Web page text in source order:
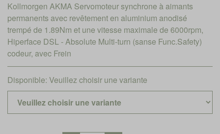
Kollmorgen AKMA Servomoteur synchrone à aimants
permanents avec revêtement en aluminium anodisé
trempé de 1.89Nm et une vitesse maximale de 6000rpm,
Hiperface DSL - Absolute Multi-turn (sanse Func.Safety)
codeur, avec Frein
Disponible: Veuillez choisir une variante